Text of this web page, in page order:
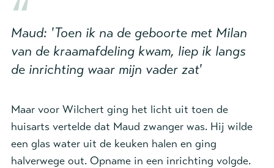
Maud: 'Toen ik na de geboorte met Milan
van de kraamafdeling kwam, liep ik langs
de inrichting waar mijn vader zat'
Maar voor Wilchert ging het licht uit toen de
huisarts vertelde dat Maud zwanger was. Hij wilde
een glas water uit de keuken halen en ging
halverwege out. Opname in een inrichting volgde.